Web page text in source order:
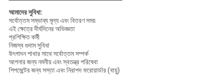
আমাদের সুবিধা:
সর্বোত্তম সম্ভাব্য মূল্য এবং বিতরণ সময়
এই ক্ষেত্রে দীর্ঘদিনের অভিজ্ঞতা
প্রশিক্ষিত কর্মী
নিজস্ব গুদাম সুবিধা
উৎপাদন শাখার সাথে সর্বোত্তম সম্পর্ক
আপনার জন্য নমনীয় এবং স্বতন্ত্র পরিষেবা
শিপমেন্টের জন্য সস্তা এবং নিরাপদ ফরোয়ার্ডার (বায়ু)